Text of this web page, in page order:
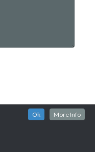
Ok More Info